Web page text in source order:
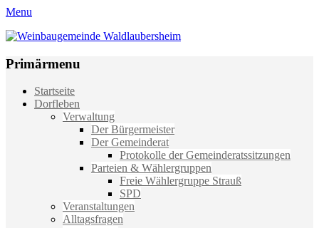
Menu
Weinbaugemeinde Waldlaubersheim
Primärmenu
Weiter
zum
Startseite
Dorfleben
Verwaltung
Der Bürgermeister
Der Gemeinderat
Protokolle der Gemeinderatssitzungen
Parteien & Wählergruppen
Freie Wählergruppe Strauß
SPD
Veranstaltungen
Alltagsfragen